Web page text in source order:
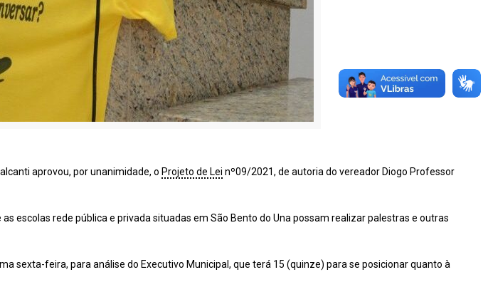
aprovou, por unanimidade, o Projeto de Lei nº09/2021, de autoria do vereador Diogo Professor
escolas rede pública e privada situadas em São Bento do Una possam realizar palestras e outras
sexta-feira, para análise do Executivo Municipal, que terá 15 (quinze) para se posicionar quanto à